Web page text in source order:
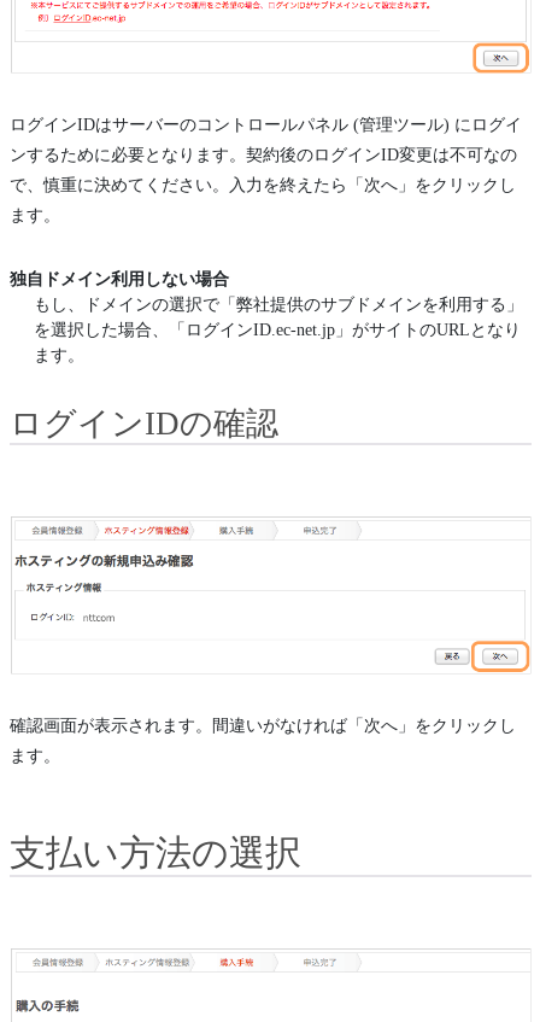
ログインIDはサーバーのコントロールパネル (管理ツール) にログイ
ンするために必要となります。契約後のログインID変更は不可なの
で、慎重に決めてください。入力を終えたら「次へ」をクリックし
ます。
独自ドメイン利用しない場合
もし、ドメインの選択で「弊社提供のサブドメインを利用する」
を選択した場合、「ログインID.ec-net.jp」がサイトのURLとなり
ます。
ログインIDの確認
確認画面が表示されます。間違いがなければ「次へ」をクリックし
ます。
支払い方法の選択